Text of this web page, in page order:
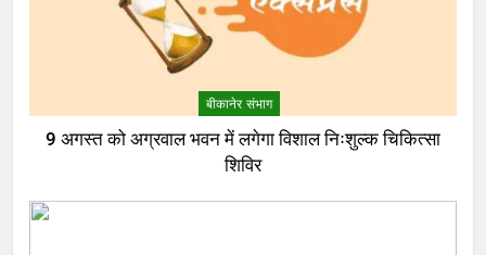
बीकानेर संभाग
9 अगस्त को अग्रवाल भवन में लगेगा विशाल निःशुल्क चिकित्सा
शिविर